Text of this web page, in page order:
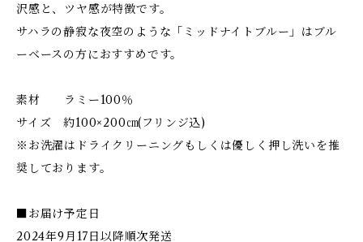
沢感と、ツヤ感が特徴です。
サハラの静寂な夜空のような「ミッドナイトブルー」はブル
ーベースの方におすすめです。
素材 ラミー100％
サイズ 約100×200㎝(フリンジ込)
※お洗濯はドライクリーニングもしくは優しく押し洗いを推
奨しております。
■お届け予定日
2024年9月17日以降順次発送